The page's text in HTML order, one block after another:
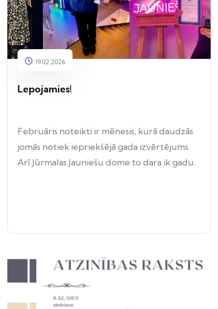
19.02.2026
Lepojamies!
Februāris noteikti ir mēnesis, kurā daudzās
jomās notiek iepriekšējā gada izvērtējums.
Arī Jūrmalas Jauniešu dome to dara ik gadu.